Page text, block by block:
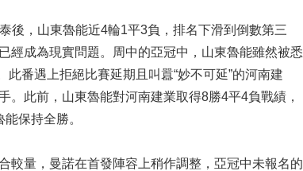
，山東魯能近4輪1平3負，排名下滑到倒數第三
經成為現實問題。周中的亞冠中，山東魯能雖然被悉
番遇上拒絕比賽延期且叫囂“妙不可延”的河南建
。此前，山東魯能對河南建業取得8勝4平4負戰績，
保持全勝。
量，曼諾在首發陣容上稍作調整，亞冠中未報名的